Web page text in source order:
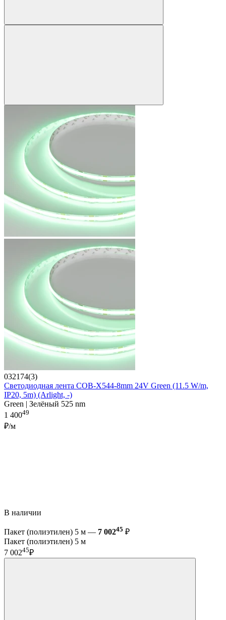
032174(3)
Светодиодная лента COB-X544-8mm 24V Green (11.5 W/m,
IP20, 5m) (Arlight, -)
Green | Зелёный 525 nm
1 40049
₽/м
В наличии
Пакет (полиэтилен) 5 м — 7 00245 ₽
Пакет (полиэтилен) 5 м
7 00245₽